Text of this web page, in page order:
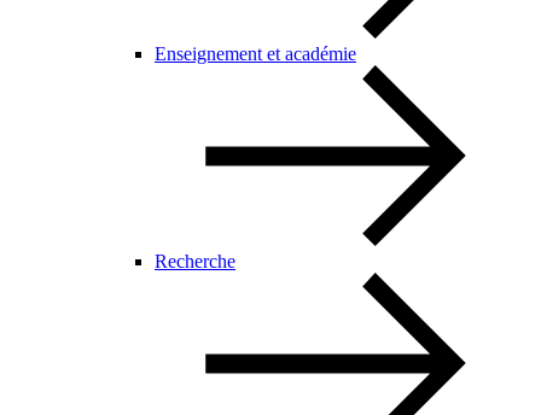
Enseignement et académie
Recherche